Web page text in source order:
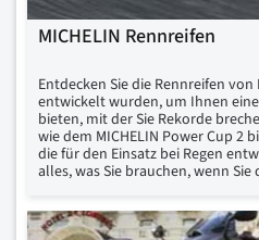
MICHELIN Rennreifen
Entdecken Sie die Rennreifen
entwickelt wurden, um Ihnen
bieten, mit der Sie Rekorde
wie dem MICHELIN Power Cup 2
die für den Einsatz bei Regen
alles, was Sie brauchen, wenn